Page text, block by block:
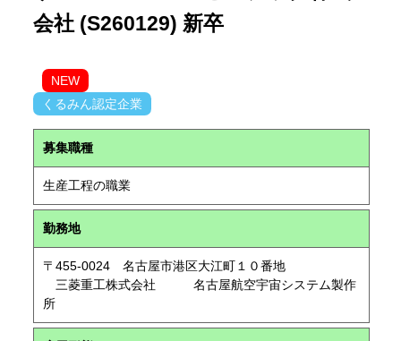
会社 (S260129) 新卒
NEW
くるみん認定企業
募集職種
生産工程の職業
勤務地
〒455-0024 名古屋市港区大江町１０番地
三菱重工株式会社 名古屋航空宇宙システム製作
所